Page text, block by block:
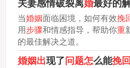
夫妻感情破裂离婚最好的
当婚姻面临困境，如何有效挽
用步骤和情感指导，帮助你重
的最佳解决之道。
婚姻出现了问题怎么能挽